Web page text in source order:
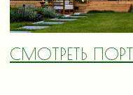
СМОТРЕТЬ